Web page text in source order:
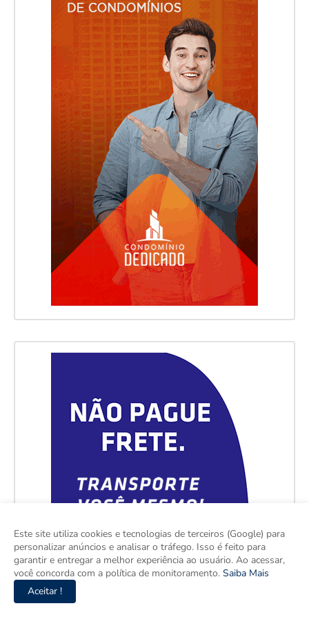
Este site utiliza cookies e tecnologias de terceiros (Google) para
personalizar anúncios e analisar o tráfego. Isso é feito para
garantir e entregar a melhor experiência ao usuário. Ao acessar,
você concorda com a política de monitoramento. Saiba Mais
Aceitar !